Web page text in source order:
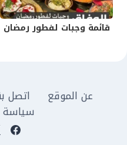
قائمة وجبات لفطور رمضان
عن الموقع اتصل
سياسة